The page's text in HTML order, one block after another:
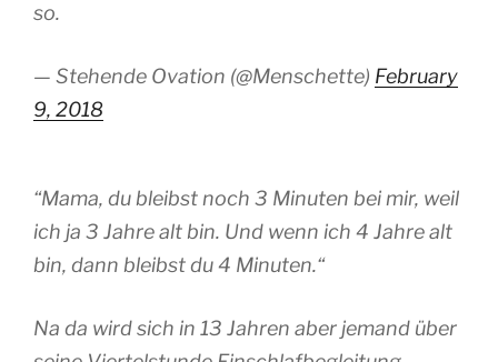
so.
— Stehende Ovation (@Menschette) February
9, 2018
“Mama, du bleibst noch 3 Minuten bei mir, weil
ich ja 3 Jahre alt bin. Und wenn ich 4 Jahre alt
bin, dann bleibst du 4 Minuten.“
Na da wird sich in 13 Jahren aber jemand über